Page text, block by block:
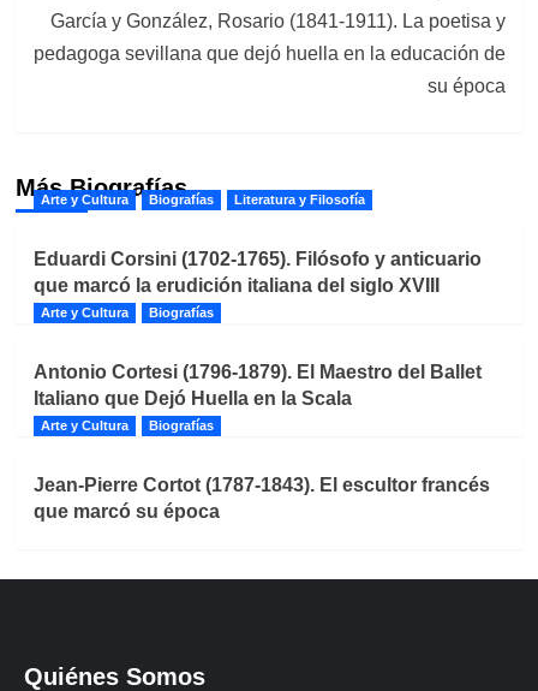
García y González, Rosario (1841-1911). La poetisa y
pedagoga sevillana que dejó huella en la educación de
su época
Más Biografías
Arte y Cultura Biografías Literatura y Filosofía
Eduardi Corsini (1702-1765). Filósofo y anticuario
que marcó la erudición italiana del siglo XVIII
Arte y Cultura Biografías
Antonio Cortesi (1796-1879). El Maestro del Ballet
Italiano que Dejó Huella en la Scala
Arte y Cultura Biografías
Jean-Pierre Cortot (1787-1843). El escultor francés
que marcó su época
Quiénes Somos